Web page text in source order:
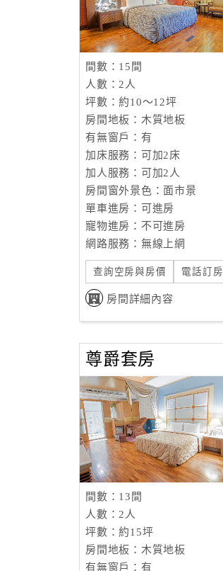
間數：15間
人數：2人
坪數：約10～12坪
房間地板：木質地板
有無窗戶：有
加床服務：可加2床
加人服務：可加2人
房間窗外景色：面市景
單車進房：可進房
寵物進房：不可進房
網路服務：無線上網
查詢空房與房價 電話訂房
房間詳細內容
尊爵套房
間數：13間
人數：2人
坪數：約15坪
房間地板：木質地板
有無窗戶：有